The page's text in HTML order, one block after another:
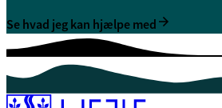
Se hvad jeg kan hjælpe med